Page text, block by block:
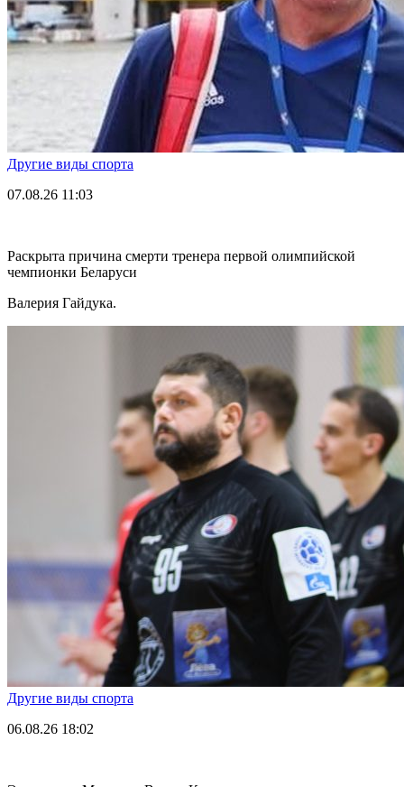
Другие виды спорта
07.08.26 11:03
Раскрыта причина смерти тренера первой олимпийской
чемпионки Беларуси
Валерия Гайдука.
Другие виды спорта
06.08.26 18:02